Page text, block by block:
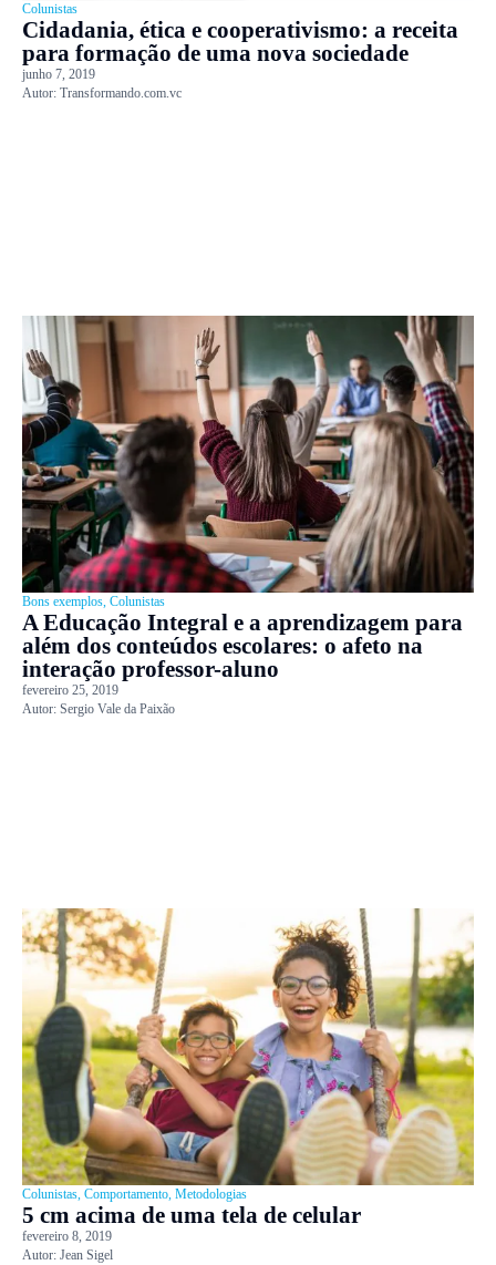
Colunistas
Cidadania, ética e cooperativismo: a receita
para formação de uma nova sociedade
junho 7, 2019
Autor: Transformando.com.vc
Bons exemplos, Colunistas
A Educação Integral e a aprendizagem para
além dos conteúdos escolares: o afeto na
interação professor-aluno
fevereiro 25, 2019
Autor: Sergio Vale da Paixão
Colunistas, Comportamento, Metodologias
5 cm acima de uma tela de celular
fevereiro 8, 2019
Autor: Jean Sigel